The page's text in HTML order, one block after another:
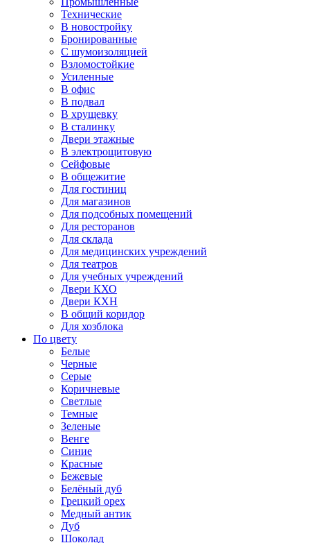
Технические
В новостройку
Бронированные
С шумоизоляцией
Взломостойкие
Усиленные
В офис
В подвал
В хрущевку
В сталинку
Двери этажные
В электрощитовую
Сейфовые
В общежитие
Для гостиниц
Для магазинов
Для подсобных помещений
Для ресторанов
Для склада
Для медицинских учреждений
Для театров
Для учебных учреждений
Двери КХО
Двери КХН
В общий коридор
Для хозблока
По цвету
Белые
Черные
Серые
Коричневые
Светлые
Темные
Зеленые
Венге
Синие
Красные
Бежевые
Белёный дуб
Грецкий орех
Медный антик
Дуб
Шоколад